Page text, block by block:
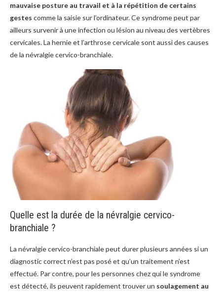
mauvaise posture au travail et à la répétition de certains
gestes comme la saisie sur l’ordinateur. Ce syndrome peut par
ailleurs survenir à une infection ou lésion au niveau des vertèbres
cervicales. La hernie et l’arthrose cervicale sont aussi des causes
de la névralgie cervico-branchiale.
Quelle est la durée de la névralgie cervico-
branchiale ?
La névralgie cervico-branchiale peut durer plusieurs années si un
diagnostic correct n’est pas posé et qu’un traitement n’est
effectué. Par contre, pour les personnes chez qui le syndrome
est détecté, ils peuvent rapidement trouver un soulagement au